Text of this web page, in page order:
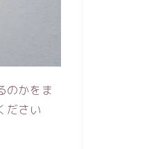
のかをま
ださい